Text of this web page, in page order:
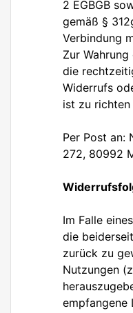
2 EGBGB
gemäß §
Verbindung
Zur
die
Widerrufs
ist zu richten
Per Post an:
272, 80992
Im Falle
die
zurück zu
Nutzungen
empfangene